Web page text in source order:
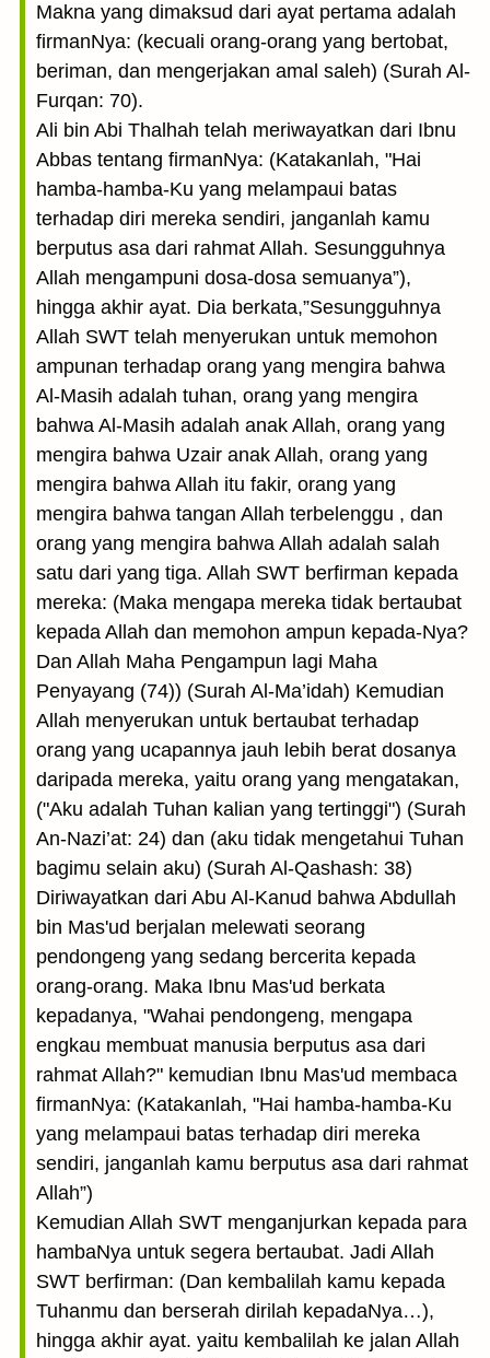
Makna yang dimaksud dari ayat pertama adalah
firmanNya: (kecuali orang-orang yang bertobat,
beriman, dan mengerjakan amal saleh) (Surah Al-
Furqan: 70).
Ali bin Abi Thalhah telah meriwayatkan dari Ibnu
Abbas tentang firmanNya: (Katakanlah, "Hai
hamba-hamba-Ku yang melampaui batas
terhadap diri mereka sendiri, janganlah kamu
berputus asa dari rahmat Allah. Sesungguhnya
Allah mengampuni dosa-dosa semuanya”),
hingga akhir ayat. Dia berkata,”Sesungguhnya
Allah SWT telah menyerukan untuk memohon
ampunan terhadap orang yang mengira bahwa
Al-Masih adalah tuhan, orang yang mengira
bahwa Al-Masih adalah anak Allah, orang yang
mengira bahwa Uzair anak Allah, orang yang
mengira bahwa Allah itu fakir, orang yang
mengira bahwa tangan Allah terbelenggu , dan
orang yang mengira bahwa Allah adalah salah
satu dari yang tiga. Allah SWT berfirman kepada
mereka: (Maka mengapa mereka tidak bertaubat
kepada Allah dan memohon ampun kepada-Nya?
Dan Allah Maha Pengampun lagi Maha
Penyayang (74)) (Surah Al-Ma’idah) Kemudian
Allah menyerukan untuk bertaubat terhadap
orang yang ucapannya jauh lebih berat dosanya
daripada mereka, yaitu orang yang mengatakan,
("Aku adalah Tuhan kalian yang tertinggi") (Surah
An-Nazi’at: 24) dan (aku tidak mengetahui Tuhan
bagimu selain aku) (Surah Al-Qashash: 38)
Diriwayatkan dari Abu Al-Kanud bahwa Abdullah
bin Mas'ud berjalan melewati seorang
pendongeng yang sedang bercerita kepada
orang-orang. Maka Ibnu Mas'ud berkata
kepadanya, "Wahai pendongeng, mengapa
engkau membuat manusia berputus asa dari
rahmat Allah?" kemudian Ibnu Mas'ud membaca
firmanNya: (Katakanlah, "Hai hamba-hamba-Ku
yang melampaui batas terhadap diri mereka
sendiri, janganlah kamu berputus asa dari rahmat
Allah”)
Kemudian Allah SWT menganjurkan kepada para
hambaNya untuk segera bertaubat. Jadi Allah
SWT berfirman: (Dan kembalilah kamu kepada
Tuhanmu dan berserah dirilah kepadaNya…),
hingga akhir ayat. yaitu kembalilah ke jalan Allah